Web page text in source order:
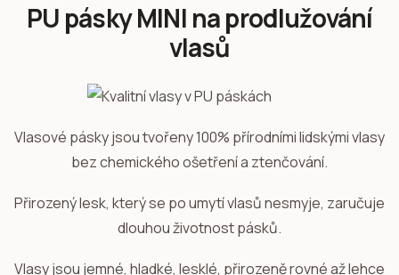
PU pásky MINI na prodlužování
vlasů
Vlasové pásky jsou tvořeny 100% přírodními lidskými vlasy
bez chemického ošetření a ztenčování.
Přirozený lesk, který se po umytí vlasů nesmyje, zaručuje
dlouhou životnost pásků.
Vlasy jsou jemné, hladké, lesklé, přirozeně rovné až lehce